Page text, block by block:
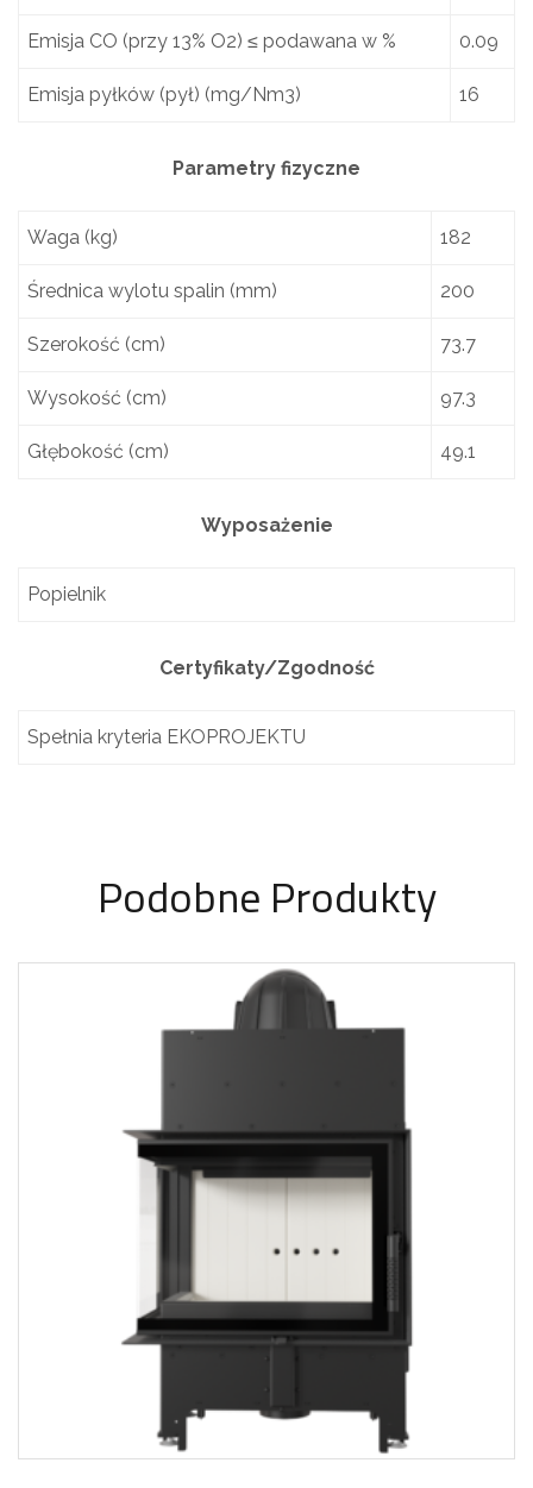
Emisja CO (przy 13% O2) ≤ podawana w % 0.09
Emisja pyłków (pył) (mg/Nm3) 16
Parametry fizyczne
Waga (kg) 182
Średnica wylotu spalin (mm) 200
Szerokość (cm) 73.7
Wysokość (cm) 97.3
Głębokość (cm) 49.1
Wyposażenie
Popielnik
Certyfikaty/Zgodność
Spełnia kryteria EKOPROJEKTU
Podobne Produkty